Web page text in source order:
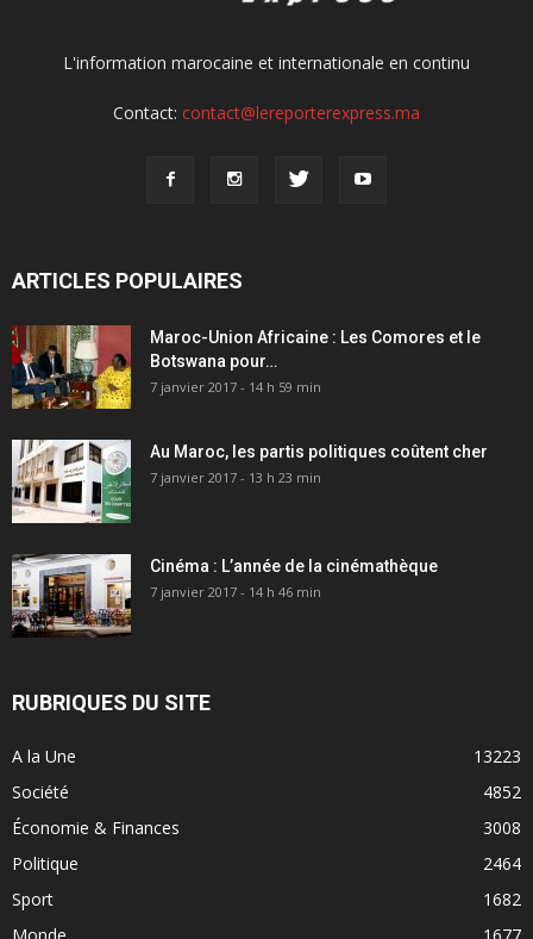
L'information marocaine et internationale en continu
Contact: contact@lereporterexpress.ma
ARTICLES POPULAIRES
Maroc-Union Africaine : Les Comores et le
Botswana pour…
7 janvier 2017 - 14 h 59 min
Au Maroc, les partis politiques coûtent cher
7 janvier 2017 - 13 h 23 min
Cinéma : L’année de la cinémathèque
7 janvier 2017 - 14 h 46 min
RUBRIQUES DU SITE
A la Une
13223
Société
4852
Économie & Finances
3008
Politique
2464
Sport
1682